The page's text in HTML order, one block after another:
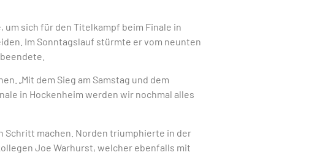
sich für den Titelkampf beim Finale in
Im Sonntagslauf stürmte er vom neunten
„Mit dem Sieg am Samstag und dem
in Hockenheim werden wir nochmal alles
Schritt machen. Norden triumphierte in der
Joe Warhurst, welcher ebenfalls mit